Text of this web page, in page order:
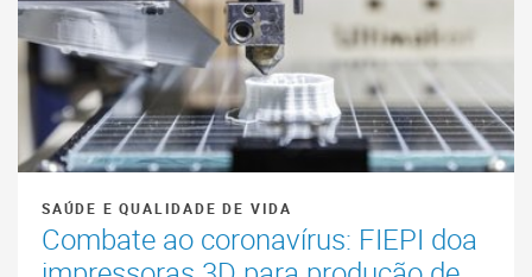
SAÚDE E QUALIDADE DE VIDA
Combate ao coronavírus: FIEPI doa